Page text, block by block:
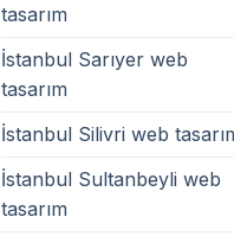
tasarım
İstanbul Sarıyer web
tasarım
İstanbul Silivri web
İstanbul Sultanbeyli web
tasarım